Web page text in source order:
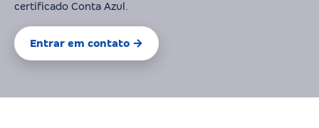
certificado Conta Azul.
Entrar em contato →